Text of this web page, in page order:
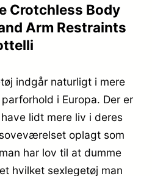
Crotchless Body
Arm Restraints
indgår naturligt i mere
i Europa. Der er
lidt mere liv i deres
oplagt som
har lov til at dumme
hvilket sexlegetøj man